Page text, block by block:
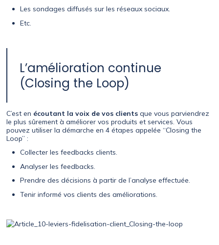
Les sondages diffusés sur les réseaux sociaux.
Etc.
L’amélioration continue
(Closing the Loop)
C’est en écoutant la voix de vos clients que vous parviendrez
le plus sûrement à améliorer vos produits et services. Vous
pouvez utiliser la démarche en 4 étapes appelée “Closing the
Loop” :
Collecter les feedbacks clients.
Analyser les feedbacks.
Prendre des décisions à partir de l’analyse effectuée.
Tenir informé vos clients des améliorations.